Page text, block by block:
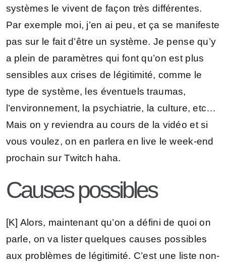
systèmes le vivent de façon très différentes.
Par exemple moi, j’en ai peu, et ça se manifeste
pas sur le fait d’être un système. Je pense qu’y
a plein de paramètres qui font qu’on est plus
sensibles aux crises de légitimité, comme le
type de système, les éventuels traumas,
l’environnement, la psychiatrie, la culture, etc…
Mais on y reviendra au cours de la vidéo et si
vous voulez, on en parlera en live le week-end
prochain sur Twitch haha.
Causes possibles
[K] Alors, maintenant qu’on a défini de quoi on
parle, on va lister quelques causes possibles
aux problèmes de légitimité. C’est une liste non-